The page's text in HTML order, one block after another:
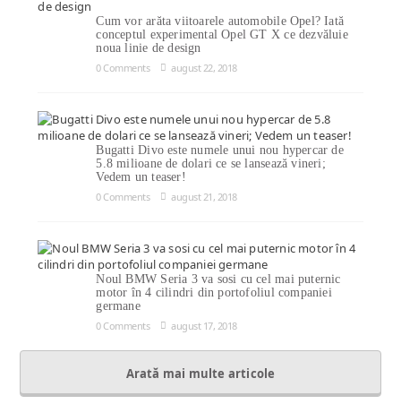
Cum vor arăta viitoarele automobile Opel? Iată
conceptul experimental Opel GT X ce dezvăluie
noua linie de design
0 Comments
august 22, 2018
Bugatti Divo este numele unui nou hypercar de
5.8 milioane de dolari ce se lansează vineri;
Vedem un teaser!
0 Comments
august 21, 2018
Noul BMW Seria 3 va sosi cu cel mai puternic
motor în 4 cilindri din portofoliul companiei
germane
0 Comments
august 17, 2018
Arată mai multe articole